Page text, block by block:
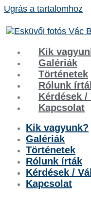
Ugrás a tartalomhoz
Kik
Galériák
Történetek
Rólunk
Kérdések /
Kapcsolat
Kik vagyunk?
Galériák
Történetek
Rólunk írták
Kérdések /
Kapcsolat